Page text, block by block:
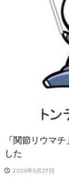
「関節リウマ
した
2026年5月27日